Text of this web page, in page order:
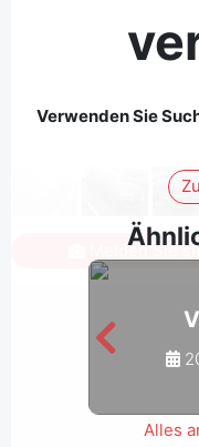
Verwenden Sie
Alles
Melden Sie